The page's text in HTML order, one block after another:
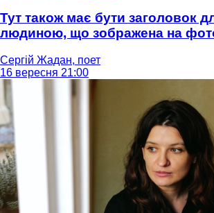
Тут також має бути заголовок
людиною, що зображена на
Сергій Жадан, поет
16 вересня 21:00